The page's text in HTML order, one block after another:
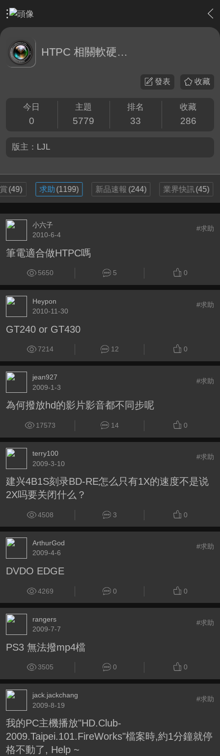
軟硬體相關技術 › HTPC 相關軟硬體技術及運用
HTPC 相關軟硬體技術及運用
收藏
發表
今日
0
主題
5779
排名
33
收藏
286
版主： LJL
(49) 求助(1199) 新品速報 (244) 業界快訊(45)
小六子
2010-6-4
#求助
筆電適合做HTPC嗎
5650 5 0
Heypon
2010-11-30
#求助
GT240 or GT430
7214 12 0
jean927
2009-1-3
#求助
為何撥放hd的影片影音都不同步呢
17573 14 0
terry100
2009-3-10
#求助
建兴4B1S刻录BD-RE怎么只有1X的速度不是说
2X吗要关闭什么？
4508 3 0
ArthurGod
2009-4-6
#求助
DVDO EDGE
4269 0 0
rangers
2009-7-7
#求助
PS3 無法撥mp4檔
3505 0 0
jack.jackchang
2009-8-19
#求助
我的PC主機播放"HD.Club-
2009.Taipei.101.FireWorks"檔案時,約1分鐘就停
格不動了, Help ~